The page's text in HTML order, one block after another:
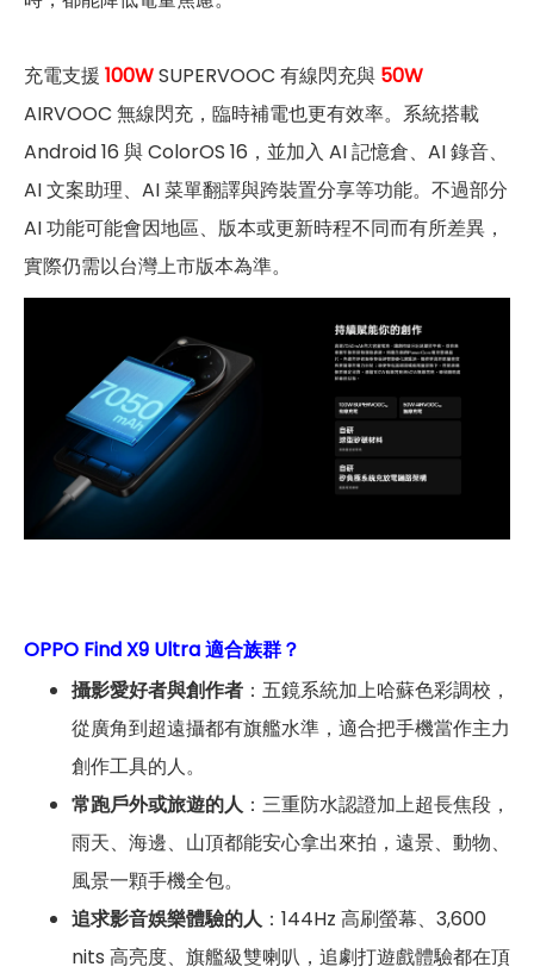
充電支援 100WSUPERVOOC 有線閃充與 50W
AIRVOOC 無線閃充，臨時補電也更有效率。系統搭載
Android 16 與 ColorOS 16，並加入 AI 記憶倉、AI 錄音、
AI 文案助理、AI 菜單翻譯與跨裝置分享等功能。不過部分
AI 功能可能會因地區、版本或更新時程不同而有所差異，
實際仍需以台灣上市版本為準。
OPPO Find X9 Ultra 適合族群？
攝影愛好者與創作者 ：五鏡系統加上哈蘇色彩調校，
從廣角到超遠攝都有旗艦水準，適合把手機當作主力
創作工具的人。
常跑戶外或旅遊的人：三重防水認證加上超長焦段，
雨天、海邊、山頂都能安心拿出來拍，遠景、動物、
風景一顆手機全包。
追求影音娛樂體驗的人：144Hz 高刷螢幕、3,600
nits 高亮度、旗艦級雙喇叭，追劇打遊戲體驗都在頂